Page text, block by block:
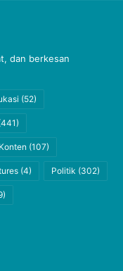
dan berkesan
(52)
Konten (107)
(4) Politik (302)